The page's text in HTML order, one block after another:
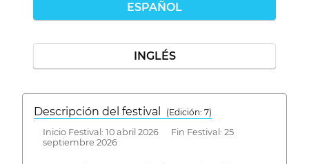
ESPAÑOL
INGLÉS
Descripción del festival
( Edición: 7)
Inicio Festival: 10 abril 2026 Fin Festival: 25
septiembre 2026